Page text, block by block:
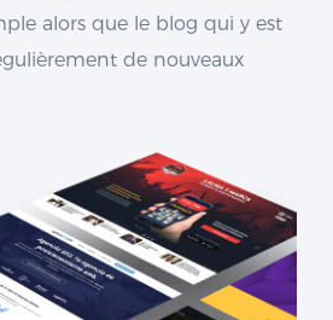
alors que le blog qui y est
de nouveaux